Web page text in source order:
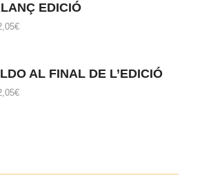
EDICIÓ
AL FINAL DE L’EDICIÓ